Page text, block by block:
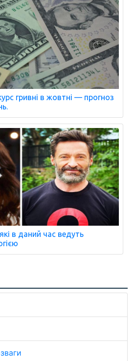
гривні в жовтні — прогноз
в даний час ведуть